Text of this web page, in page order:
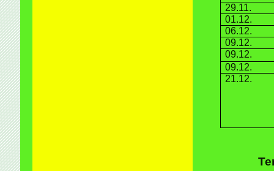
29.11.
01.12.
06.12.
09.12.
09.12.
09.12.
21.12.